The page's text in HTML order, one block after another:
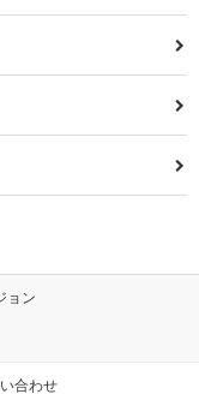
ョン
合わせ